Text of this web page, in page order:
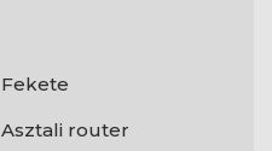
Fekete
Asztali router